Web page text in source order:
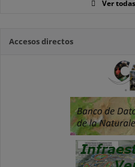
Ver
Accesos directos